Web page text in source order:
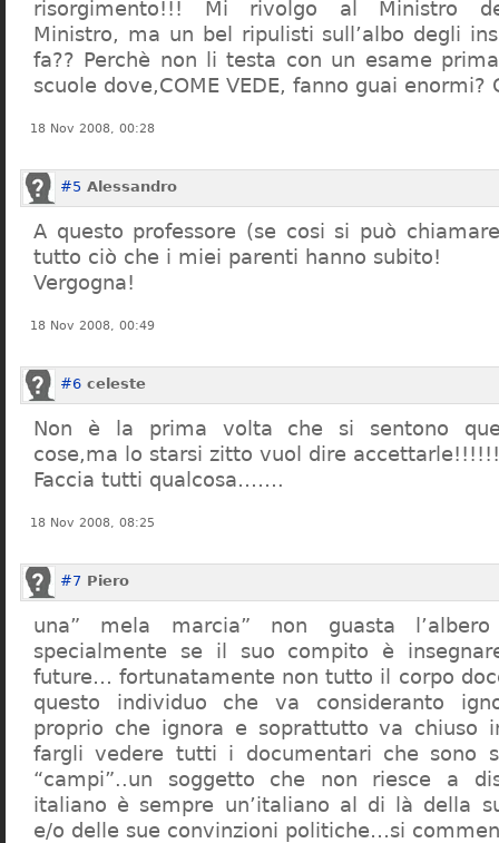
risorgimento!!! Mi rivolgo al Ministro
Ministro, ma un bel ripulisti sull’albo degli
fa?? Perchè non li testa con un esame
scuole dove,COME VEDE, fanno guai enormi?
18 Nov 2008, 00:28
#5 Alessandro
A questo professore (se cosi si può
tutto ciò che i miei parenti hanno subito!
Vergogna!
18 Nov 2008, 00:49
#6 celeste
Non è la prima volta che si sentono
cose,ma lo starsi zitto vuol dire accettarle!!!!!!
Faccia tutti qualcosa…….
18 Nov 2008, 08:25
#7 Piero
una” mela marcia” non guasta
specialmente se il suo compito è
future… fortunatamente non tutto il corpo
questo individuo che va consideranto
proprio che ignora e soprattutto va chiuso
fargli vedere tutti i documentari che sono
“campi”..un soggetto che non riesce a
italiano è sempre un’italiano al di là della
e/o delle sue convinzioni politiche…si